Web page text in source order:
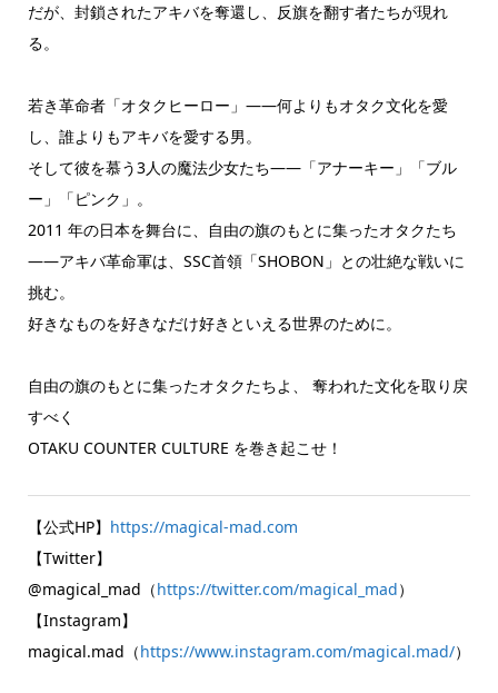
だが、封鎖されたアキバを奪還し、反旗を翻す者たちが現れ
る。
若き革命者「オタクヒーロー」――何よりもオタク文化を愛
し、誰よりもアキバを愛する男。
そして彼を慕う3人の魔法少女たち――「アナーキー」「ブル
ー」「ピンク」。
2011 年の日本を舞台に、自由の旗のもとに集ったオタクたち
――アキバ革命軍は、SSC首領「SHOBON」との壮絶な戦いに
挑む。
好きなものを好きなだけ好きといえる世界のために。
自由の旗のもとに集ったオタクたちよ、 奪われた文化を取り戻
すべく
OTAKU COUNTER CULTURE を巻き起こせ！
【公式HP】 https://magical-mad.com
【Twitter】
@magical_mad（https://twitter.com/magical_mad）
【Instagram】
magical.mad（https://www.instagram.com/magical.mad/）